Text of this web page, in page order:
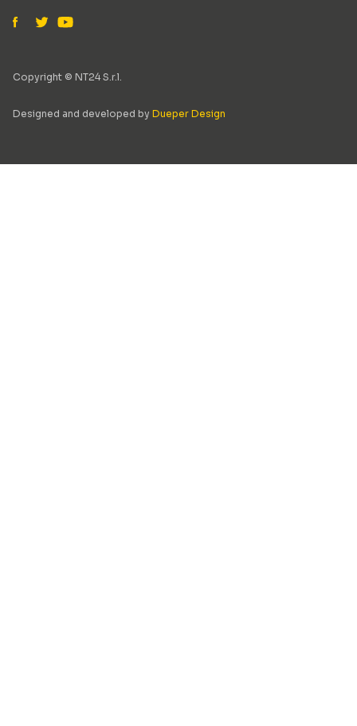
Copyright © NT24 S.r.l.
Designed and developed by Dueper Design